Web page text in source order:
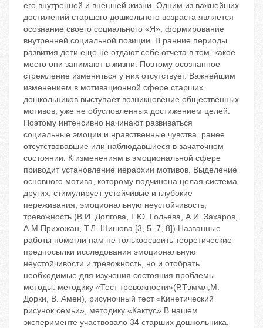
его внутренней и внешней жизни. Одним из важнейших
достижений старшего дошкольного возраста является
осознание своего социального «Я», формирование
внутренней социальной позиции. В ранние периоды
развития дети еще не отдают себе отчета в том, какое
место они занимают в жизни. Поэтому осознанное
стремление измениться у них отсутствует. Важнейшим
изменением в мотивационной сфере старших
дошкольников выступает возникновение общественных
мотивов, уже не обусловленных достижением целей.
Поэтому интенсивно начинают развиваться
социальные эмоции и нравственные чувства, ранее
отсутствовавшие или наблюдавшиеся в зачаточном
состоянии. К изменениям в эмоциональной сфере
приводит установление иерархии мотивов. Выделение
основного мотива, которому подчинена целая система
других, стимулирует устойчивые и глубокие
переживания, эмоциональную неустойчивость,
тревожность (В.И. Долгова, Г.Ю. Гольева, А.И. Захаров,
А.М.Прихожан, Т.Л. Шишова [3, 5, 7, 8]).Названные
работы помогли нам не толькоосвоить теоретические
предпосылки исследования эмоциональную
неустойчивости и тревожность, но и отобрать
необходимые для изучения состояния проблемы
методы: методику «Тест тревожности»(Р.Тэммл,М.
Дорки, В. Амен), рисуночный тест «Кинетический
рисунок семьи», методику «Кактус».В нашем
эксперименте участвовало 34 старших дошкольника,